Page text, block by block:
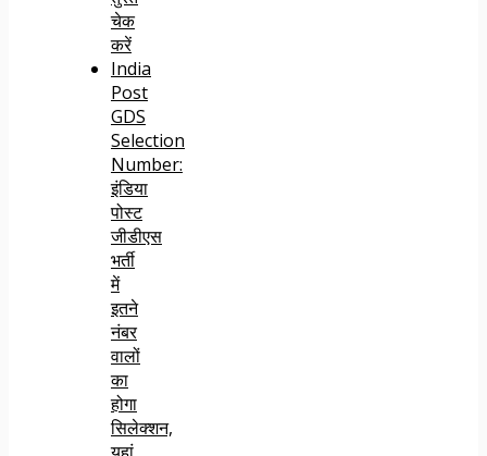
चेक
करें
India
Post
GDS
Selection
Number:
इंडिया
पोस्ट
जीडीएस
भर्ती
में
इतने
नंबर
वालों
का
होगा
सिलेक्शन,